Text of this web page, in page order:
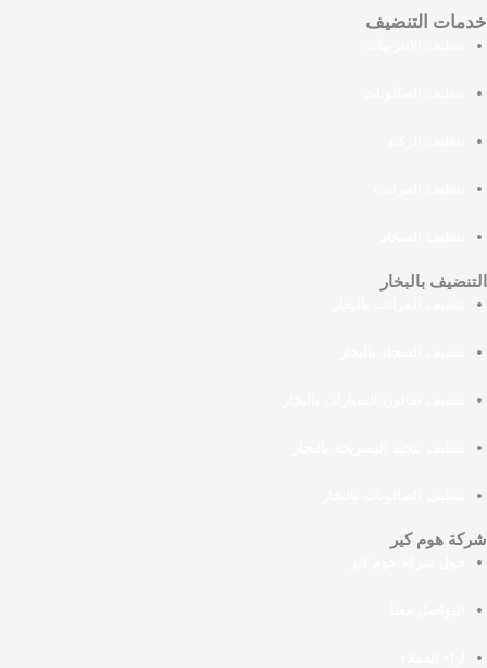
خدمات التنضيف
التنضيف بالبخار
شركة هوم كير